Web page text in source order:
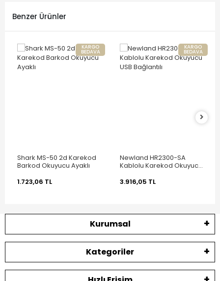
Benzer Ürünler
KARGO
BEDAVA
Shark MS-50 2d Karekod
Barkod Okuyucu Ayaklı
1.723,06 TL
KARGO
BEDAVA
Newland HR2300-SA
Kablolu Karekod Okuyucu
3.916,05 TL
Kurumsal
Kategoriler